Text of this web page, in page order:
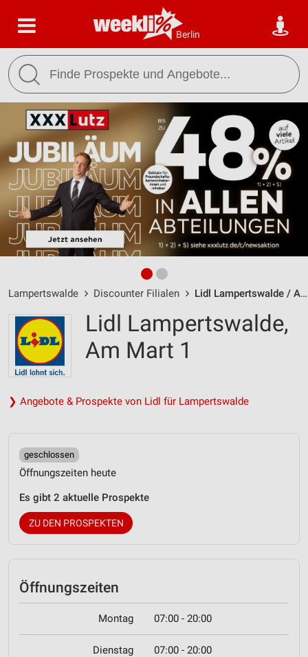
Berlin
Lampertswalde Discounter Filialen Lidl Lampertswalde / Am Mart 1 - Öffnungszeiten & Adresse
Lidl Lampertswalde,
Am Mart 1
❯ Angebote & Prospekte von Lidl für Lampertswalde
geschlossen
Öffnungszeiten heute
Es gibt 2 aktuelle Prospekte
ZU DEN PROSPEKTEN
Öffnungszeiten
Montag 07:00 - 20:00
Dienstag 07:00 - 20:00